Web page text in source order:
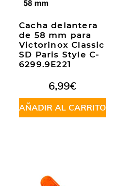
Cacha delantera
de 58 mm para
Victorinox Classic
SD Paris Style C-
6299.9E221
6,99€
AÑADIR AL CARRITO